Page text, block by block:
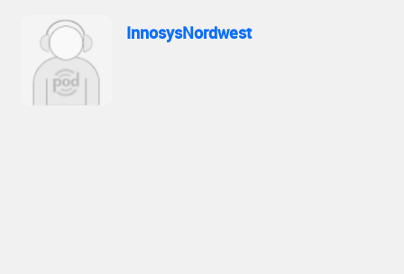
InnosysNordwest